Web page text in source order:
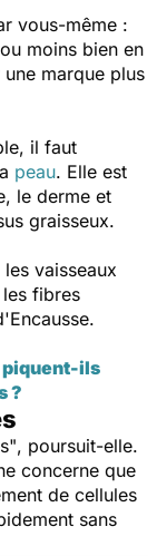
vous-même :
moins bien en
marque plus
il faut
peau. Elle est
le derme et
graisseux.
vaisseaux
les fibres
piquent-ils
?
, poursuit-elle.
concerne que
de cellules
sans